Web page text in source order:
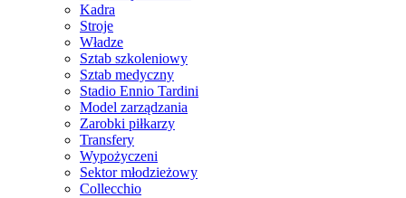
Kadra
Stroje
Władze
Sztab szkoleniowy
Sztab medyczny
Stadio Ennio Tardini
Model zarządzania
Zarobki piłkarzy
Transfery
Wypożyczeni
Sektor młodzieżowy
Collecchio